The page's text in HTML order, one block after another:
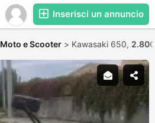
Inserisci un annuncio
Moto e Scooter > Kawasaki 650,